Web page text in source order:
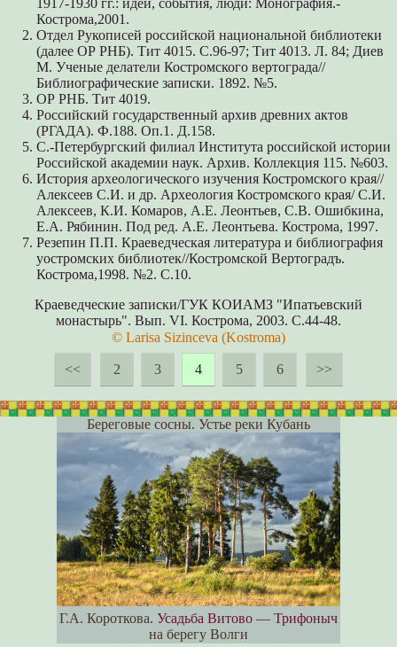
Кострома,2001.
Отдел Рукописей российской национальной библиотеки
(далее ОР РНБ). Тит 4015. С.96-97; Тит 4013. Л. 84; Диев
М. Ученые делатели Костромского вертограда//
Библиографические записки. 1892. №5.
ОР РНБ. Тит 4019.
Российский государственный архив древних актов
(РГАДА). Ф.188. Оп.1. Д.158.
С.-Петербургский филиал Института российской истории
Российской академии наук. Архив. Коллекция 115. №603.
История археологического изучения Костромского края//
Алексеев С.И. и др. Археология Костромского края/ С.И.
Алексеев, К.И. Комаров, А.Е. Леонтьев, С.В. Ошибкина,
Е.А. Рябинин. Под ред. А.Е. Леонтьева. Кострома, 1997.
Резепин П.П. Краеведческая литература и библиография
уостромских библиотек//Костромской Вертоградъ.
Кострома,1998. №2. С.10.
Краеведческие записки/ГУК КОИАМЗ "Ипатьевский
монастырь". Вып. VI. Кострома, 2003. С.44-48.
© Larisa Sizinceva (Kostroma)
<< 2 3 4 5 6 >>
Береговые сосны. Устье реки Кубань
Г.А. Короткова. Усадьба Витово — Трифоныч
на берегу Волги